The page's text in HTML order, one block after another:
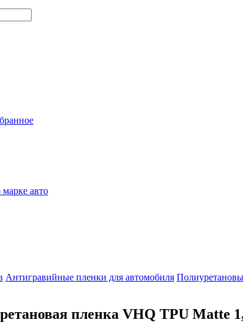
авто
Антигравийные пленки для автомобиля
пленка VHQ TPU Matte